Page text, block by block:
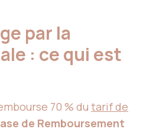
par la
: ce qui est
70 % du tarif de
de Remboursement